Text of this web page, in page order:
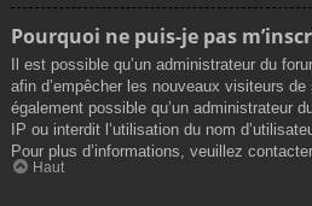
Pourquoi ne puis-je pas
Il est possible qu’un administrateur du
afin d’empêcher les nouveaux visiteurs
également possible qu’un administrateur
IP ou interdit l’utilisation du nom
Pour plus d’informations, veuillez
Haut